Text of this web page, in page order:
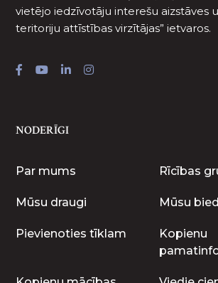
vietējo iedzīvotāju interešu aizstāves
teritoriju attīstības virzītājas” ietvaros.
NODERĪGI
Par mums Rīcības
Mūsu draugi Mūsu
Pievienoties tīklam
Kopienu